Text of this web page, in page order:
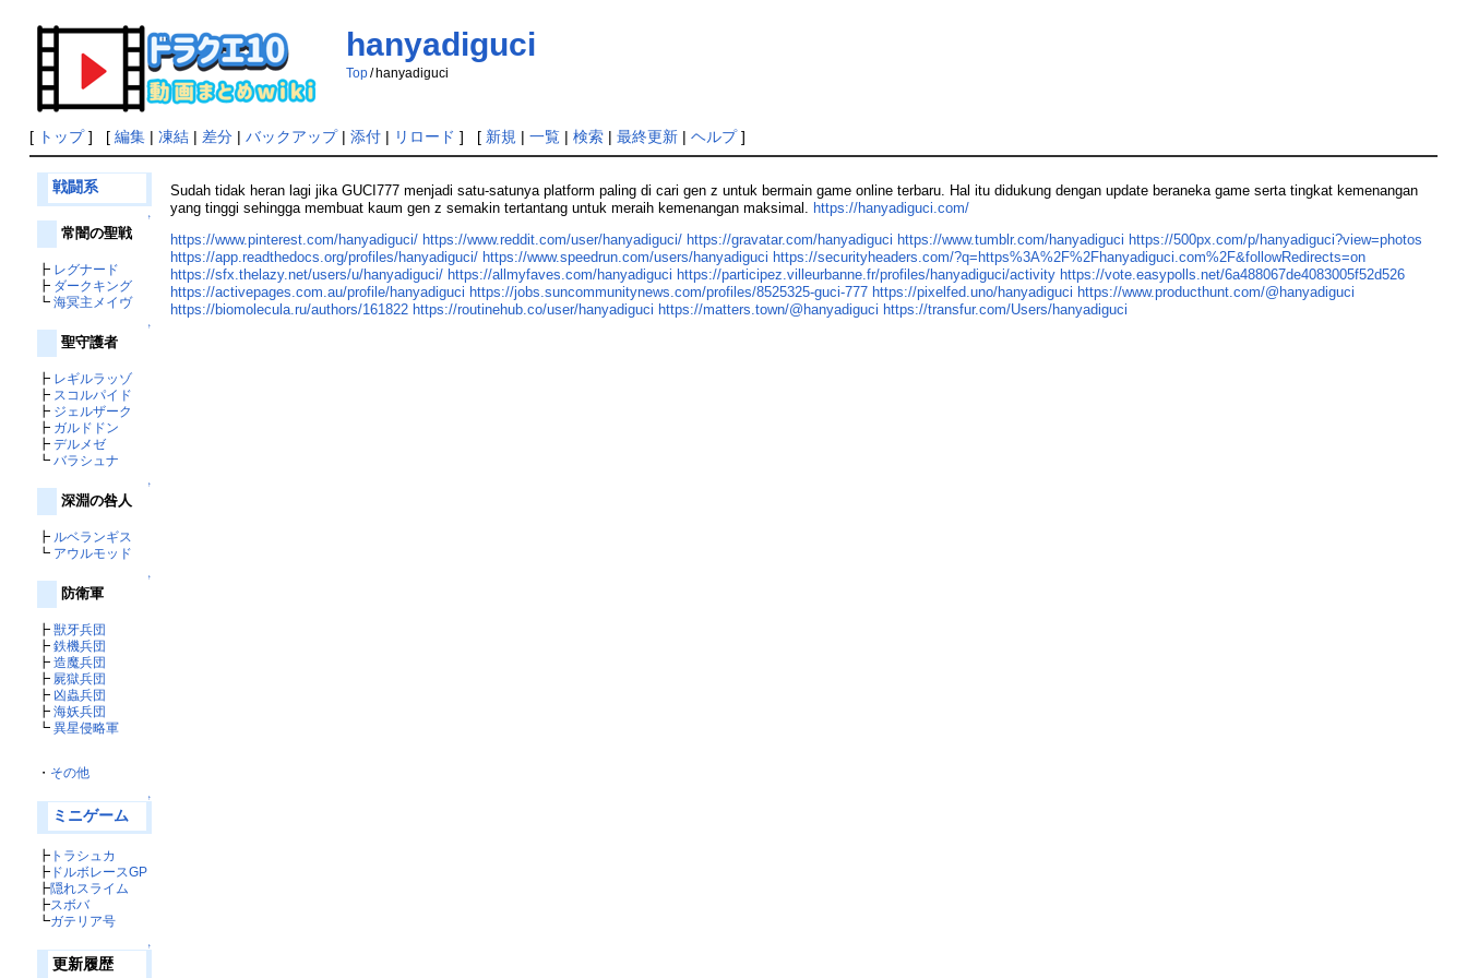
hanyadiguci
Top/ hanyadiguci
[ トップ] [ 編集| 凍結| 差分| バックアップ| 添付| リロード ] [ 新規 | 一覧| 検索| 最終更新| ヘルプ]
戦闘系
↑
常闇の聖戦
┣ レグナード
┣ ダークキング
┗ 海冥主メイヴ
↑
聖守護者
┣ レギルラッゾ
┣ スコルパイド
┣ ジェルザーク
┣ ガルドドン
┣ デルメゼ
┗ バラシュナ
↑
深淵の咎人
┣ ルベランギス
┗ アウルモッド
↑
防衛軍
┣ 獣牙兵団
┣ 鉄機兵団
┣ 造魔兵団
┣ 屍獄兵団
┣ 凶蟲兵団
┣ 海妖兵団
┗ 異星侵略軍
・ その他
↑
ミニゲーム
┣トラシュカ
┣ドルボレースGP
┣隠れスライム
┣スボバ
┗ガテリア号
↑
更新履歴
Sudah tidak heran lagi jika GUCI777 menjadi satu-satunya platform paling di cari gen z untuk bermain game online terbaru. Hal itu didukung dengan update beraneka game serta tingkat kemenangan
yang tinggi sehingga membuat kaum gen z semakin tertantang untuk meraih kemenangan maksimal. https://hanyadiguci.com/
https://www.pinterest.com/hanyadiguci/ https://www.reddit.com/user/hanyadiguci/ https://gravatar.com/hanyadiguci https://www.tumblr.com/hanyadiguci https://500px.com/p/hanyadiguci?view=photos
https://app.readthedocs.org/profiles/hanyadiguci/ https://www.speedrun.com/users/hanyadiguci https://securityheaders.com/?q=https%3A%2F%2Fhanyadiguci.com%2F&followRedirects=on
https://sfx.thelazy.net/users/u/hanyadiguci/ https://allmyfaves.com/hanyadiguci https://participez.villeurbanne.fr/profiles/hanyadiguci/activity https://vote.easypolls.net/6a488067de4083005f52d526
https://activepages.com.au/profile/hanyadiguci https://jobs.suncommunitynews.com/profiles/8525325-guci-777 https://pixelfed.uno/hanyadiguci https://www.producthunt.com/@hanyadiguci
https://biomolecula.ru/authors/161822 https://routinehub.co/user/hanyadiguci https://matters.town/@hanyadiguci https://transfur.com/Users/hanyadiguci